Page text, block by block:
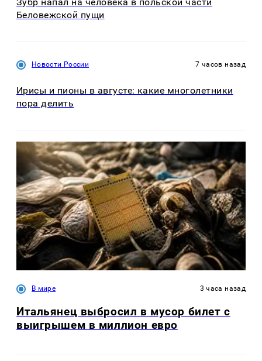
Беловежской пущи
Новости России 7 часов назад
Ирисы и пионы в августе: какие многолетники
пора делить
В мире 3 часа назад
Итальянец выбросил в мусор билет с
выигрышем в миллион евро